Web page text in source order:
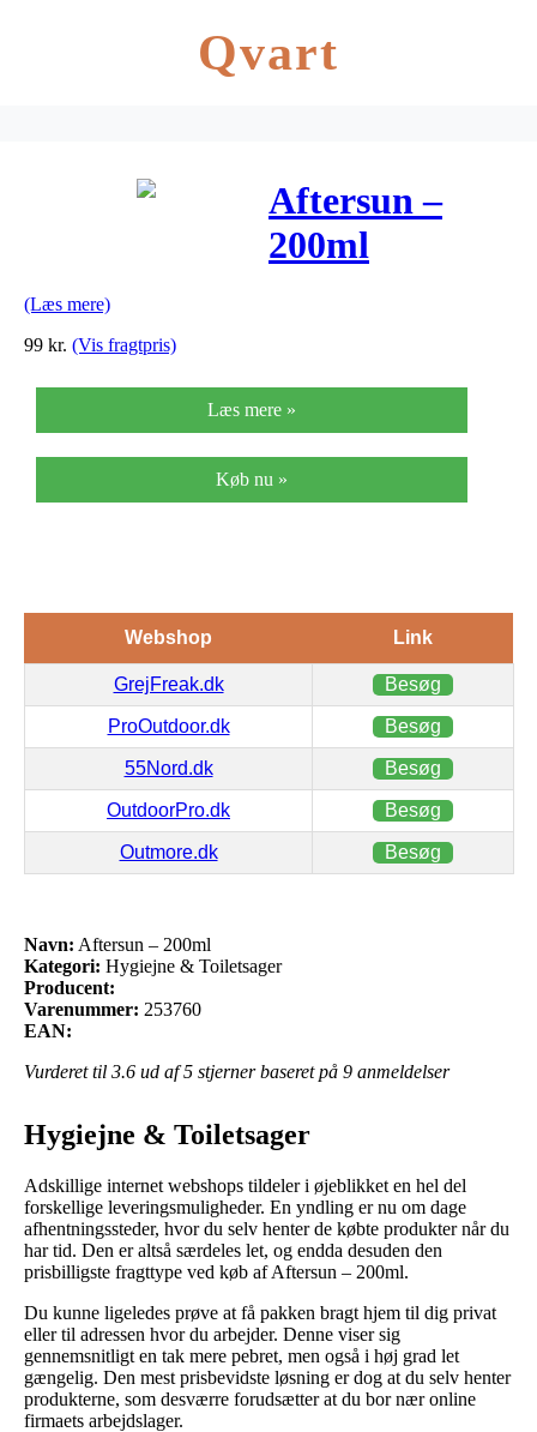
Qvart
Aftersun –
200ml
(Læs mere)
99 kr. (Vis fragtpris)
Læs mere »
Køb nu »
Webshop Link
GrejFreak.dk Besøg
ProOutdoor.dk Besøg
55Nord.dk Besøg
OutdoorPro.dk Besøg
Outmore.dk Besøg
Navn: Aftersun – 200ml
Kategori: Hygiejne & Toiletsager
Producent:
Varenummer: 253760
EAN:
Vurderet til 3.6 ud af 5 stjerner baseret på 9 anmeldelser
Hygiejne & Toiletsager
Adskillige internet webshops tildeler i øjeblikket en hel del
forskellige leveringsmuligheder. En yndling er nu om dage
afhentningssteder, hvor du selv henter de købte produkter når du
har tid. Den er altså særdeles let, og endda desuden den
prisbilligste fragttype ved køb af Aftersun – 200ml.
Du kunne ligeledes prøve at få pakken bragt hjem til dig privat
eller til adressen hvor du arbejder. Denne viser sig
gennemsnitligt en tak mere pebret, men også i høj grad let
gængelig. Den mest prisbevidste løsning er dog at du selv henter
produkterne, som desværre forudsætter at du bor nær online
firmaets arbejdslager.